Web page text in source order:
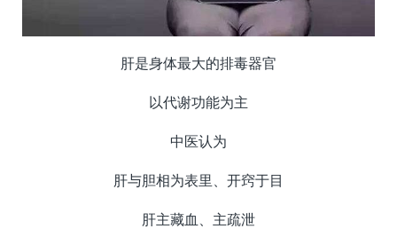
肝是身体最大的排毒器官
以代谢功能为主
中医认为
肝与胆相为表里、开窍于目
肝主藏血、主疏泄